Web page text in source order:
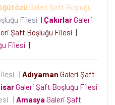
Galeri Şaft Boşluğu
Filesi | ÇakırlarGaleri
Şaft Boşluğu Filesi |
Filesi |
| Adıyaman Galeri Şaft
Galeri Şaft Boşluğu Filesi
| Amasya Galeri Şaft